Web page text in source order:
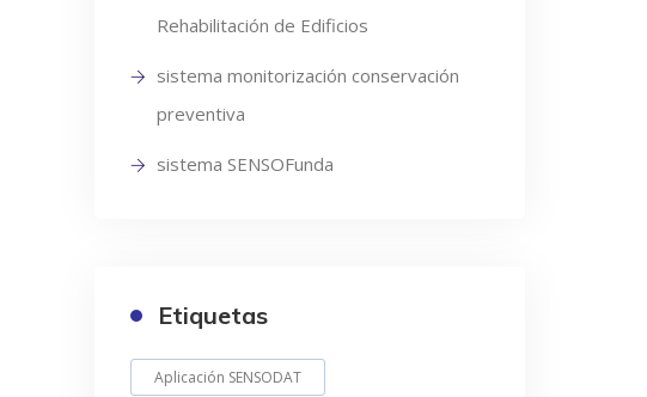
Rehabilitación de Edificios
sistema monitorización conservación
preventiva
sistema SENSOFunda
Etiquetas
Aplicación SENSODAT